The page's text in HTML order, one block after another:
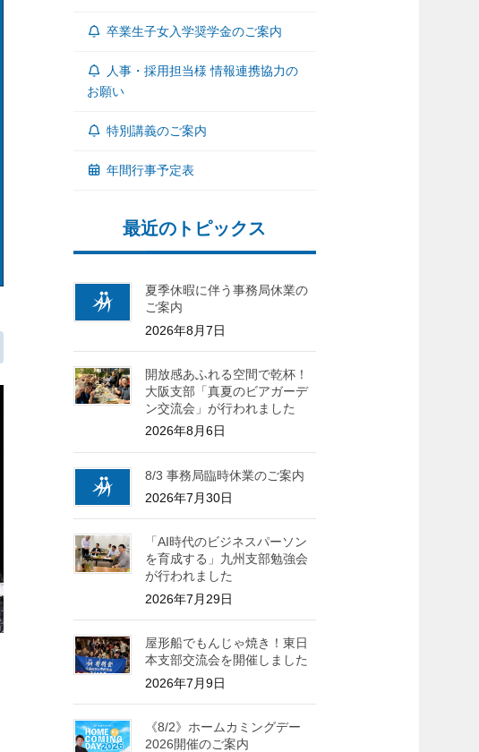
卒業生子女入学奨学金のご案内
人事・採用担当様 情報連携協力の
お願い
特別講義のご案内
年間行事予定表
最近のトピックス
夏季休暇に伴う事務局休業の
ご案内
2026年8月7日
開放感あふれる空間で乾杯！
大阪支部「真夏のビアガーデ
ン交流会」が行われました
2026年8月6日
8/3 事務局臨時休業のご案内
2026年7月30日
「AI時代のビジネスパーソン
を育成する」九州支部勉強会
が行われました
2026年7月29日
屋形船でもんじゃ焼き！東日
本支部交流会を開催しました
2026年7月9日
《8/2》ホームカミングデー
2026開催のご案内